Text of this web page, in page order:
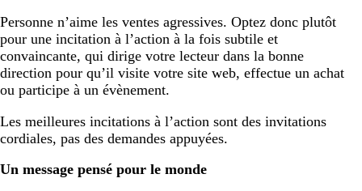
Personne n’aime les ventes agressives. Optez donc plutôt
pour une incitation à l’action à la fois subtile et
convaincante, qui dirige votre lecteur dans la bonne
direction pour qu’il visite votre site web, effectue un achat
ou participe à un évènement.
Les meilleures incitations à l’action sont des invitations
cordiales, pas des demandes appuyées.
Un message pensé pour le monde